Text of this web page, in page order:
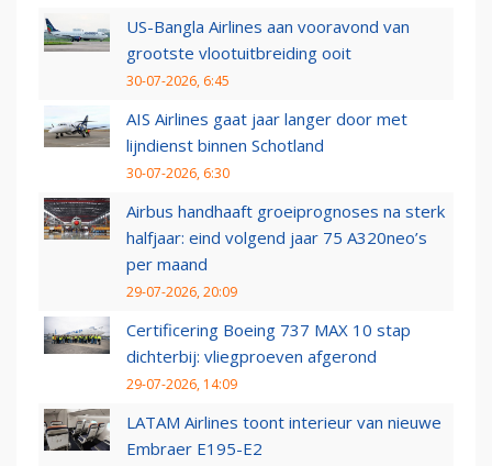
US-Bangla Airlines aan vooravond van
grootste vlootuitbreiding ooit
30-07-2026, 6:45
AIS Airlines gaat jaar langer door met
lijndienst binnen Schotland
30-07-2026, 6:30
Airbus handhaaft groeiprognoses na sterk
halfjaar: eind volgend jaar 75 A320neo’s
per maand
29-07-2026, 20:09
Certificering Boeing 737 MAX 10 stap
dichterbij: vliegproeven afgerond
29-07-2026, 14:09
LATAM Airlines toont interieur van nieuwe
Embraer E195-E2